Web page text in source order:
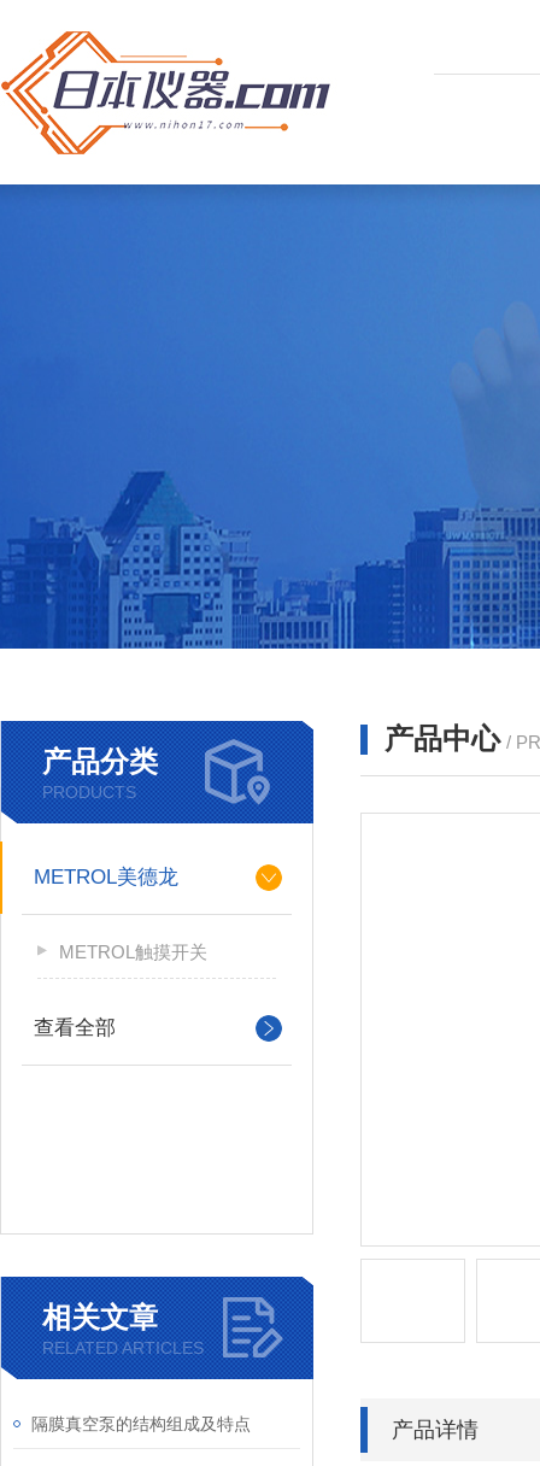
产品分类
PRODUCTS
METROL美德龙
METROL触摸开关
查看全部
相关文章
RELATED ARTICLES
隔膜真空泵的结构组成及特点
产品中心 /
产品详情